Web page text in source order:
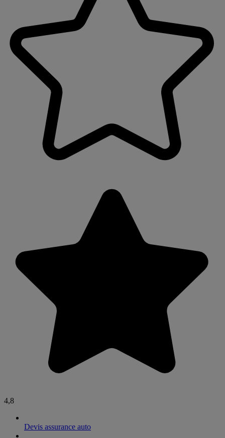
4,8
Devis assurance auto